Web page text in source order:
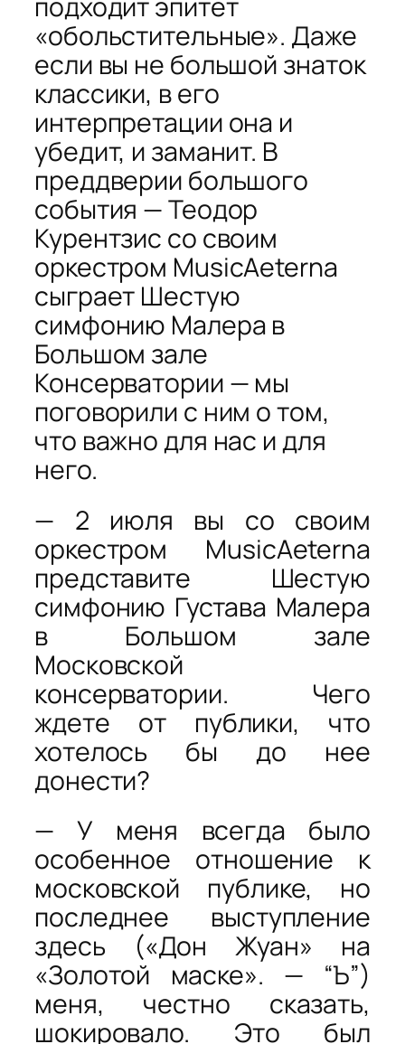
«обольстительные». Даже
если вы не большой знаток
классики, в его
интерпретации она и
убедит, и заманит. В
преддверии большого
события — Теодор
Курентзис со своим
оркестром MusicAeterna
сыграет Шестую
симфонию Малера в
Большом зале
Консерватории — мы
поговорили с ним о том,
что важно для нас и для
него.
— 2 июля вы со своим
оркестром MusicAeterna
представите Шестую
симфонию Густава Малера
в Большом зале
Московской
консерватории. Чего
ждете от публики, что
хотелось бы до нее
донести?
— У меня всегда было
особенное отношение к
московской публике, но
последнее выступление
здесь («Дон Жуан» на
«Золотой маске». — “Ъ”)
меня, честно сказать,
шокировало. Это был